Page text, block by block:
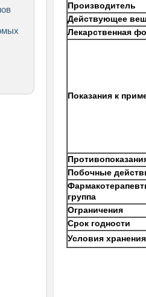
Производитель
Действующее
Лекарственная
Показания к
Побочные
группа
Ограничения
Срок годности
Условия хранения